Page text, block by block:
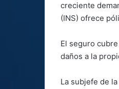
creciente
(INS) ofrece
El seguro
daños a la
La subjefe de